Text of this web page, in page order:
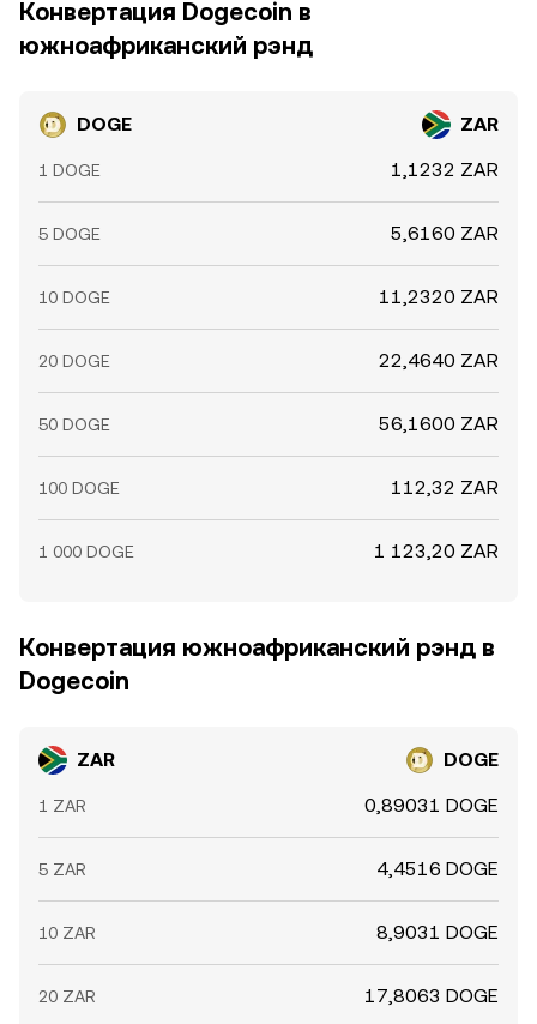
временно смещать conversion rate DOGE/ZAR вокруг
его более фундаментальных ориентиров.
Конвертация Dogecoin в
южноафриканский рэнд
DOGE ZAR
1 DOGE 1,1232 ZAR
5 DOGE 5,6160 ZAR
10 DOGE 11,2320 ZAR
20 DOGE 22,4640 ZAR
50 DOGE 56,1600 ZAR
100 DOGE 112,32 ZAR
1 000 DOGE 1 123,20 ZAR
Конвертация южноафриканский рэнд в
Dogecoin
ZAR DOGE
1 ZAR 0,89031 DOGE
5 ZAR 4,4516 DOGE
10 ZAR 8,9031 DOGE
20 ZAR 17,8063 DOGE